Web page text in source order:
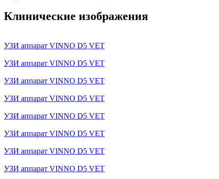
Клинические изображения
УЗИ аппарат VINNO D5 VET
УЗИ аппарат VINNO D5 VET
УЗИ аппарат VINNO D5 VET
УЗИ аппарат VINNO D5 VET
УЗИ аппарат VINNO D5 VET
УЗИ аппарат VINNO D5 VET
УЗИ аппарат VINNO D5 VET
УЗИ аппарат VINNO D5 VET